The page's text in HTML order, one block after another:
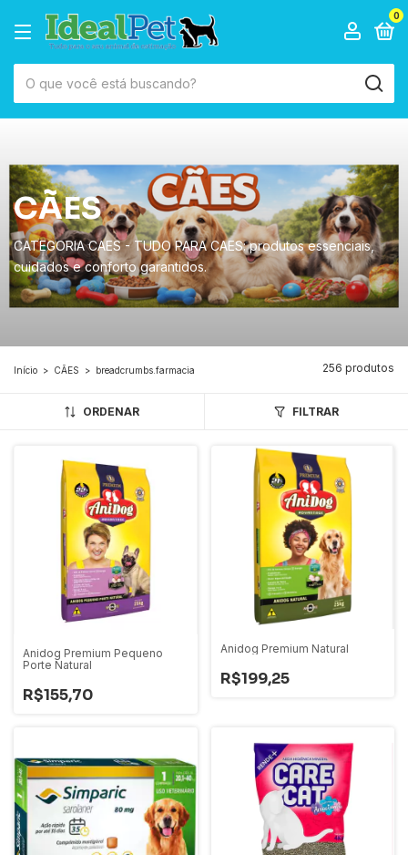
0
CÃES
CATEGORIA CAES - TUDO PARA CAES: produtos essenciais,
cuidados e conforto garantidos.
Início > CÃES > breadcrumbs.farmacia 256 produtos
ORDENAR FILTRAR
Anidog Premium Pequeno
Porte Natural
R$155,70
Anidog Premium Natural
R$199,25